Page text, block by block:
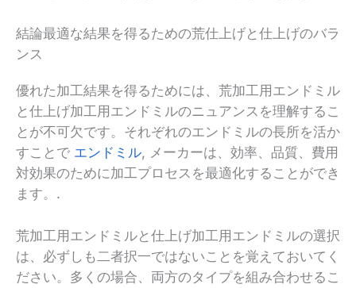
結論最適な結果を得るための荒仕上げと仕上げのバラ
ンス
優れた加工結果を得るためには、荒加工用エンドミル
と仕上げ加工用エンドミルのニュアンスを理解するこ
とが不可欠です。それぞれのエンドミルの長所を活か
すことで エンドミル, メーカーは、効率、品質、費用
対効果のために加工プロセスを最適化することができ
ます。.
荒加工用エンドミルと仕上げ加工用エンドミルの選択
は、必ずしも二者択一ではないことを覚えておいてく
ださい。多くの場合、両方のタイプを組み合わせるこ